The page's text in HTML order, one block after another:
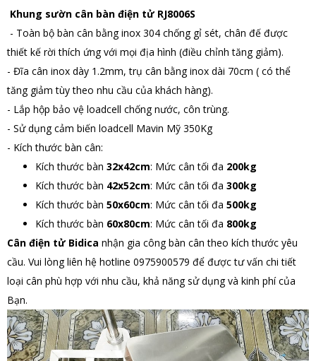
Khung sườn cân bàn điện tử RJ8006S
- Toàn bộ bàn cân bằng inox 304 chống gỉ sét, chân đế được
thiết kế rời thích ứng với mọi địa hình (điều chỉnh tăng giảm).
- Đĩa cân inox dày 1.2mm, trụ cân bằng inox dài 70cm ( có thể
tăng giảm tùy theo nhu cầu của khách hàng).
- Lắp hộp bảo vệ loadcell chống nước, côn trùng.
- Sử dụng cảm biến loadcell Mavin Mỹ 350Kg
- Kích thước bàn cân:
Kích thước bàn 32x42cm: Mức cân tối đa 200kg
Kích thước bàn 42x52cm: Mức cân tối đa 300kg
Kích thước bàn 50x60cm: Mức cân tối đa 500kg
Kích thước bàn 60x80cm: Mức cân tối đa 800kg
Cân điện tử Bidica nhận gia công bàn cân theo kích thước yêu
cầu. Vui lòng liên hệ hotline 0975900579 để được tư vấn chi tiết
loại cân phù hợp với nhu cầu, khả năng sử dụng và kinh phí của
Bạn.